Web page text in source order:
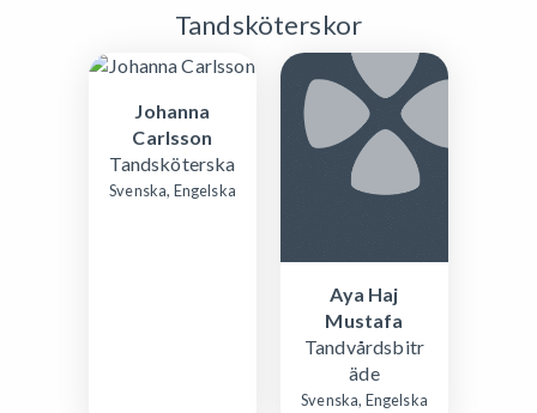
Tandsköterskor
Johanna
Carlsson
Tandsköterska
Svenska, Engelska
Aya Haj
Mustafa
Tandvårdsbitr
äde
Svenska, Engelska